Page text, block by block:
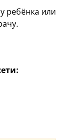
ребёнка или